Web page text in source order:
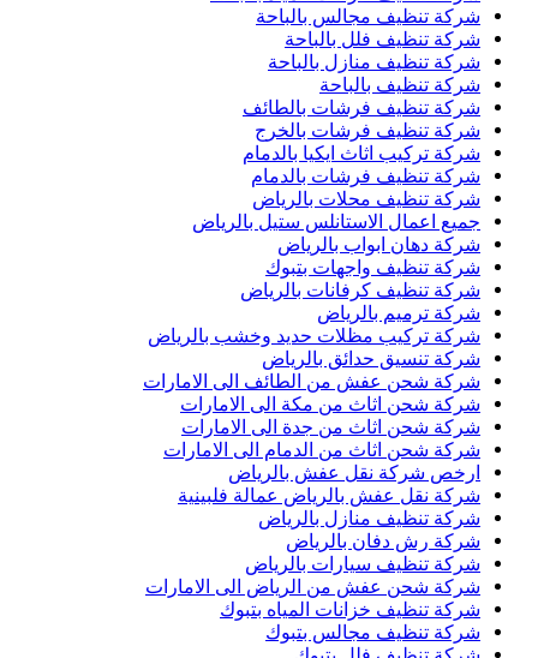
شركة تنظيف مجالس بالباحة
شركة تنظيف فلل بالباحة
شركة تنظيف منازل بالباحة
شركة تنظيف بالباحة
شركة تنظيف فرشات بالطائف
شركة تنظيف فرشات بالخرج
شركة تركيب اثاث ايكيا بالدمام
شركة تنظيف فرشات بالدمام
شركة تنظيف محلات بالرياض
جميع اعمال الاستانلس ستيل بالرياض
شركة دهان ابواب بالرياض
شركة تنظيف واجهات بتبوك
شركة تنظيف كرفانات بالرياض
شركة ترميم بالرياض
شركة تركيب مظلات حديد وخشب بالرياض
شركة تنسيق حدائق بالرياض
شركة شحن عفش من الطائف الى الامارات
شركة شحن اثاث من مكة الى الامارات
شركة شحن اثاث من جدة الى الامارات
شركة شحن اثاث من الدمام الى الامارات
ارخص شركة نقل عفش بالرياض
شركة نقل عفش بالرياض عمالة فلبينية
شركة تنظيف منازل بالرياض
شركة رش دفان بالرياض
شركة تنظيف سيارات بالرياض
شركة شحن عفش من الرياض الى الامارات
شركة تنظيف خزانات المياه بتبوك
شركة تنظيف مجالس بتبوك